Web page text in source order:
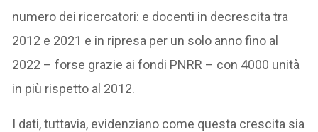
numero dei ricercatori: e docenti in decrescita tra
2012 e 2021 e in ripresa per un solo anno fino al
2022 – forse grazie ai fondi PNRR – con 4000 unità
in più rispetto al 2012.
I dati, tuttavia, evidenziano come questa crescita sia